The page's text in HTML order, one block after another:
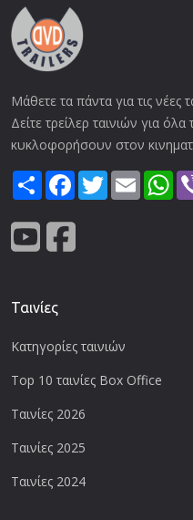
Μάθετε τα πάντα για τις νέες
Δείτε τρείλερ ταινιών για
κυκλοφορήσουν στον
ShareFacebook
TwitterEmail
Ταινίες
Κατηγορίες ταινιών
Top 10 ταινίες Box Office
Ταινίες 2026
Ταινίες 2025
Ταινίες 2024